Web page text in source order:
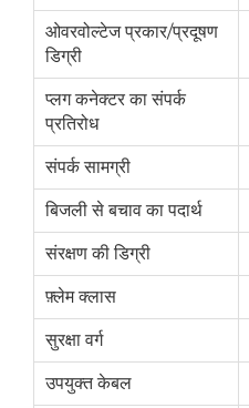
ओवरवोल्टेज प्रकार/प्रदूषण
डिग्री
प्लग कनेक्टर का संपर्क
प्रतिरोध
संपर्क सामग्री
बिजली से बचाव का पदार्थ
संरक्षण की डिग्री
फ़्लेम क्लास
सुरक्षा वर्ग
उपयुक्त केबल